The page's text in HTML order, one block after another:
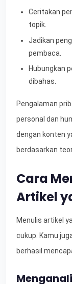
Ceritakan
topik.
Jadikan
pembaca.
Hubungkan
dibahas.
Pengalaman
personal dan
dengan konten
berdasarkan
Cara
Artikel
Menulis artikel
cukup. Kamu
berhasil